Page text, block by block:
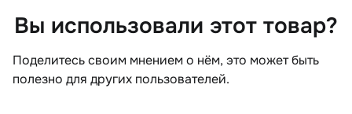
Вы использовали этот товар?
Поделитесь своим мнением о нём, это может быть
полезно для других пользователей.